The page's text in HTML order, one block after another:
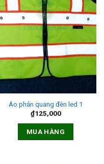
Áo phản quang đèn led 1
₫125,000
MUA HÀNG